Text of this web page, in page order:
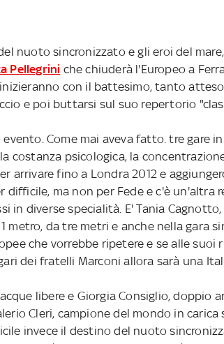
nuoto sincronizzato e gli eroi del
Pellegrini che chiuderà l'Europeo a
con il battesimo, tanto
e poi buttarsi sul suo repertorio
Come mai aveva fatto. tre gare
costanza psicologica, la
arrivare fino a Londra 2012 e
difficile, ma non per Fede e c'è un'altra
in diverse specialità. E' Tania
metro, da tre metri e anche nella gara
che vorrebbe ripetere e se alle suoi
dei fratelli Marconi allora sarà una
libere e Giorgia Consiglio, doppio
Cleri, campione del mondo in carica
invece il destino del nuoto